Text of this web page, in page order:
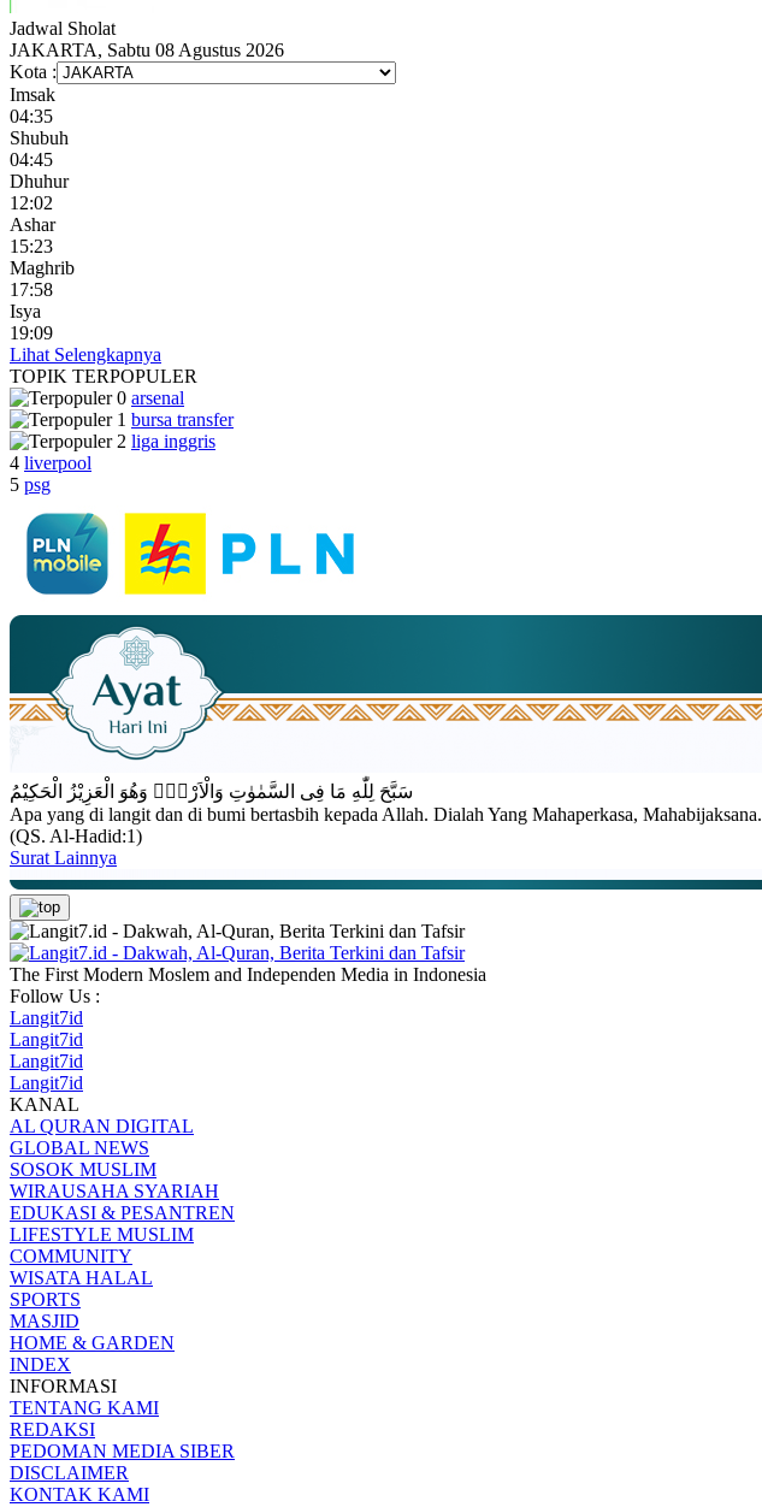
Jadwal Sholat
JAKARTA, Sabtu 08 Agustus 2026
Kota :
Imsak
04:35
Shubuh
04:45
Dhuhur
12:02
Ashar
15:23
Maghrib
17:58
Isya
19:09
Lihat Selengkapnya
TOPIK TERPOPULER
arsenal
bursa transfer
liga inggris
4 liverpool
5 psg
سَبَّحَ لِلّٰهِ مَا فِى السَّمٰوٰتِ وَالْاَرْضِۚ وَهُوَ الْعَزِيْزُ الْحَكِيْمُ
Apa yang di langit dan di bumi bertasbih kepada Allah. Dialah Yang Mahaperkasa, Mahabijaksana.
(QS. Al-Hadid:1)
Surat Lainnya
The First Modern Moslem and Independen Media in Indonesia
Follow Us :
Langit7id
Langit7id
Langit7id
Langit7id
KANAL
AL QURAN DIGITAL
GLOBAL NEWS
SOSOK MUSLIM
WIRAUSAHA SYARIAH
EDUKASI & PESANTREN
LIFESTYLE MUSLIM
COMMUNITY
WISATA HALAL
SPORTS
MASJID
HOME & GARDEN
INDEX
INFORMASI
TENTANG KAMI
REDAKSI
PEDOMAN MEDIA SIBER
DISCLAIMER
KONTAK KAMI